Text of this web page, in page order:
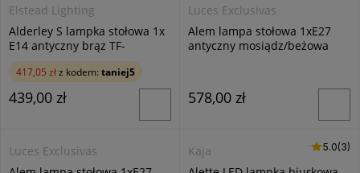
Elstead Lighting
Alderley S lampka stołowa 1x
E14 antyczny brąz TF-
ALDERLEY-TL-S
417,05 złz kodem: taniej5
439,00 zł
Luces Exclusivas
Alem lampa stołowa 1xE27
antyczny mosiądz/beżowa
578,00 zł
Luces Exclusivas
Kaja
5.0 (3)
5.0(3)